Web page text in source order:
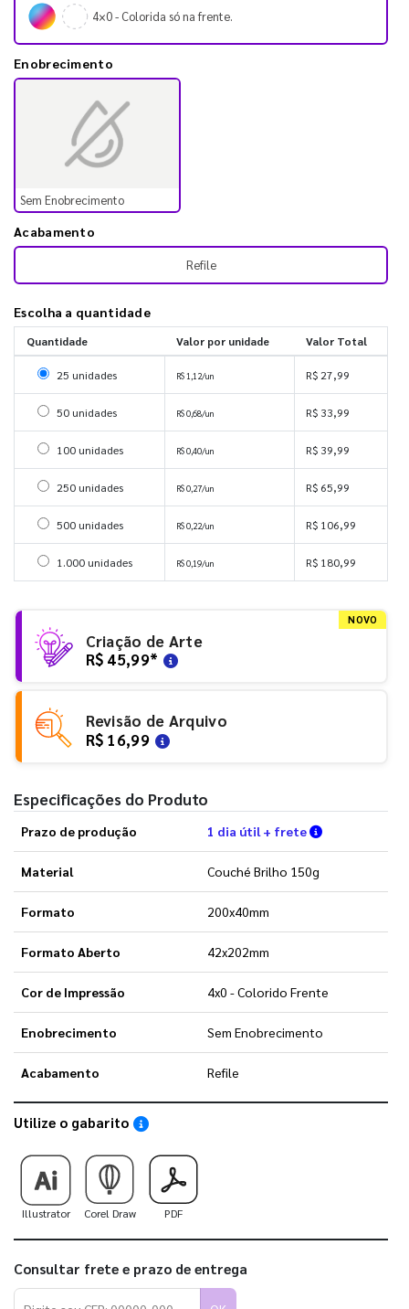
4×0 - Colorida só na frente.
Enobrecimento
Sem Enobrecimento
Acabamento
Refile
Escolha a quantidade
Quantidade Valor por unidade Valor Total
Selecionar 25 unidades
25 unidades R$ 1,12/un R$ 27,99
Selecionar 50 unidades
50 unidades R$ 0,68/un R$ 33,99
Selecionar 100 unidades
100 unidades R$ 0,40/un R$ 39,99
Selecionar 250 unidades
250 unidades R$ 0,27/un R$ 65,99
Selecionar 500 unidades
500 unidades R$ 0,22/un R$ 106,99
Selecionar 1000 unidades
1.000 unidades R$ 0,19/un R$ 180,99
NOVO
Criação de Arte
R$ 45,99*
Revisão de Arquivo
R$ 16,99
Especificações do Produto
Prazo de produção 1 dia útil + frete Verifique as
Material Couché Brilho 150g
Formato 200x40mm
Formato Aberto 42x202mm
Cor de Impressão 4x0 - Colorido Frente
Enobrecimento Sem Enobrecimento
Acabamento Refile
Utilize o gabarito Saiba como utilizar os nossos gabaritos
Illustrator Corel Draw PDF
Consultar frete e prazo de entrega